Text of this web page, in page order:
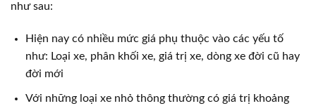
như sau:
Hiện nay có nhiều mức giá phụ thuộc vào các yếu tố
như: Loại xe, phân khối xe, giá trị xe, dòng xe đời cũ hay
đời mới
Với những loại xe nhỏ thông thường có giá trị khoảng